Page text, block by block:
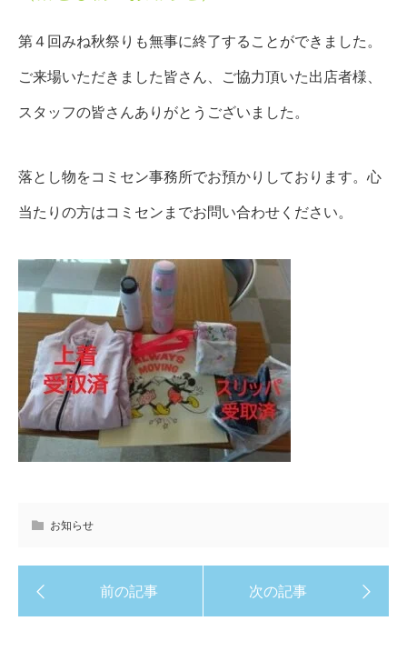
第４回みね秋祭りも無事に終了することができました。
ご来場いただきました皆さん、ご協力頂いた出店者様、
スタッフの皆さんありがとうございました。
落とし物をコミセン事務所でお預かりしております。心
当たりの方はコミセンまでお問い合わせください。
お知らせ